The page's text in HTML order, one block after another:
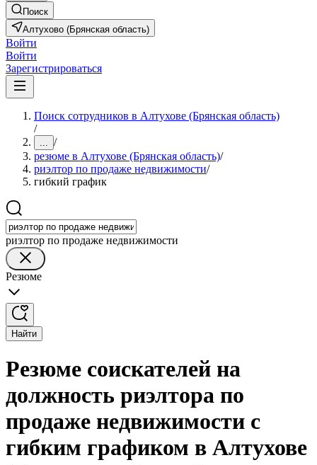
Поиск
Алтухово (Брянская область)
Войти
Войти
Зарегистрироваться
Поиск сотрудников в Алтухове (Брянская область)
/
... /
резюме в Алтухове (Брянская область)/
риэлтор по продаже недвижимости/
гибкий график
риэлтор по продаже недвижимости
Резюме
Найти
Резюме соискателей на
должность риэлтора по
продаже недвижимости с
гибким графиком в Алтухове